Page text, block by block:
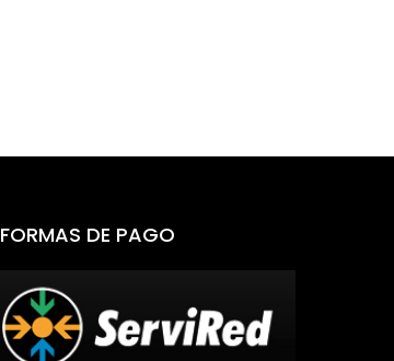
FORMAS DE PAGO